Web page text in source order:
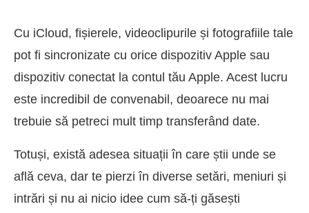
Cu iCloud, fișierele, videoclipurile și fotografiile tale
pot fi sincronizate cu orice dispozitiv Apple sau
dispozitiv conectat la contul tău Apple. Acest lucru
este incredibil de convenabil, deoarece nu mai
trebuie să petreci mult timp transferând date.
Totuși, există adesea situații în care știi unde se
află ceva, dar te pierzi în diverse setări, meniuri și
intrări și nu ai nicio idee cum să-ți găsești